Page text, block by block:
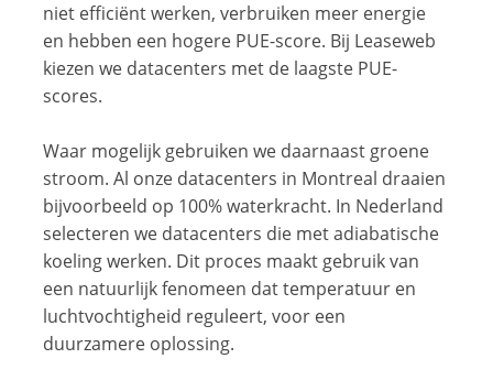
niet efficiënt werken, verbruiken meer energie
en hebben een hogere PUE-score. Bij Leaseweb
kiezen we datacenters met de laagste PUE-
scores.
Waar mogelijk gebruiken we daarnaast groene
stroom. Al onze datacenters in Montreal draaien
bijvoorbeeld op 100% waterkracht. In Nederland
selecteren we datacenters die met adiabatische
koeling werken. Dit proces maakt gebruik van
een natuurlijk fenomeen dat temperatuur en
luchtvochtigheid reguleert, voor een
duurzamere oplossing.